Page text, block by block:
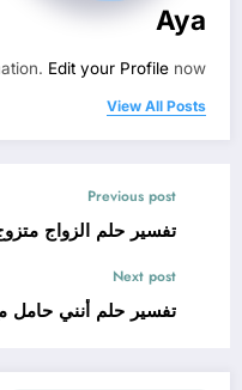
Aya
Edit your Profile now.
View All Posts
Previous post
تفسير حلم الزواج
Next post
تفسير حلم أنني حامل